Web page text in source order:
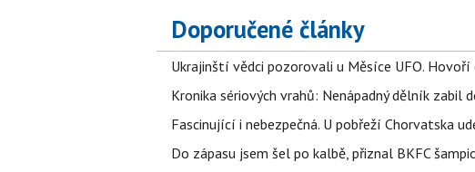
Doporučené články
Ukrajinští vědci pozorovali u Měsíce UFO.
Kronika sériových vrahů: Nenápadný dělník zabil
Fascinující i nebezpečná. U pobřeží Chorvatska
Do zápasu jsem šel po kalbě, přiznal BKFC